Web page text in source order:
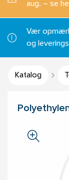
aug. – se
Vær
og
Katalog